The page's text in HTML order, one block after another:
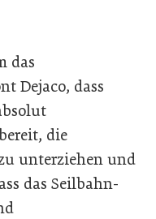
das
Dejaco, dass
die
unterziehen und
das Seilbahn-